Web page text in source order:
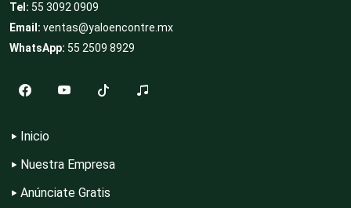
Clubes Deportivos
Cocinas Integrales
Compresores de aire
Tel: 55 3092 0909
Email: ventas@yaloencontre.mx
WhatsApp: 55 2509 8929
Inicio
Nuestra Empresa
Anúnciate Gratis